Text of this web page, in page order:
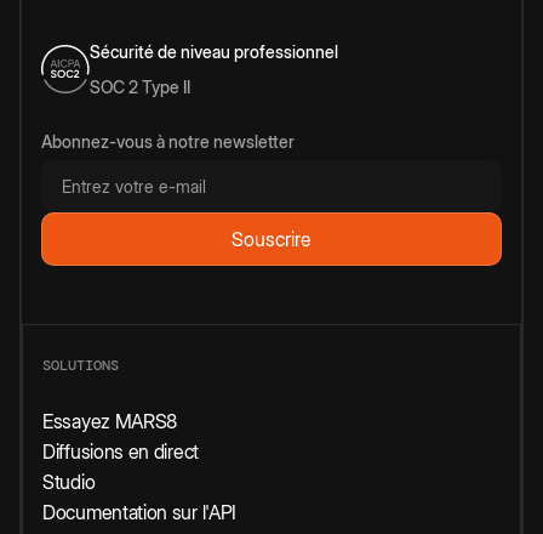
Sécurité de niveau professionnel
SOC 2 Type II
Abonnez-vous à notre newsletter
SOLUTIONS
Essayez MARS8
Diffusions en direct
Studio
Documentation sur l'API